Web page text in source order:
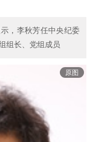
，李秋芳任中央纪委
组长、党组成员
原图